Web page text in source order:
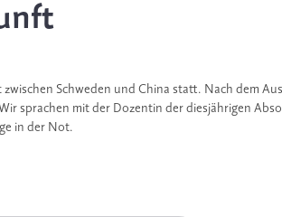
Schweden und China statt. Nach dem
sprachen mit der Dozentin der diesjährigen
in der Not.